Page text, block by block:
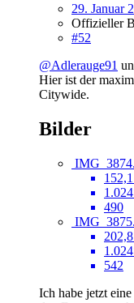
29. Januar
Offizieller
#52
@Adlerauge91
Hier ist der
Citywide.
Bilder
490
542
Ich habe jetzt eine